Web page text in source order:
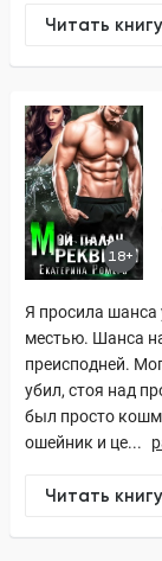
Читать книгу
18+
Я просила
местью. Шанса
преисподней.
убил, стоя над
был просто
ошейник и це...
Читать книгу